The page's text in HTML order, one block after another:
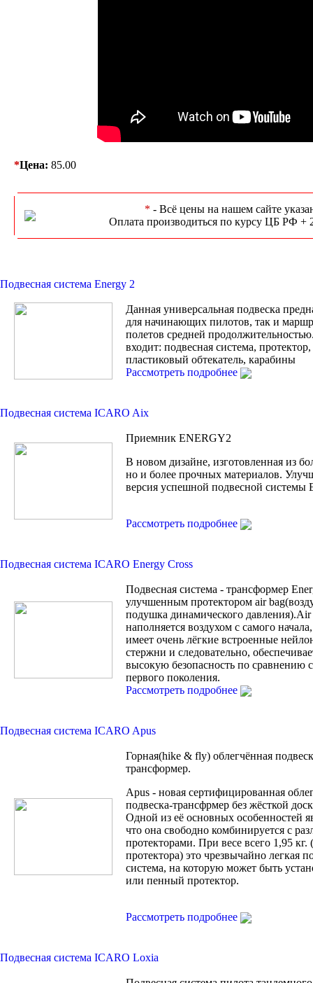
*Цена: 85.00
* - Всё цены на нашем сайте
Оплата производиться по курсу ЦБ РФ +
Подвесная система Energy 2
Данная универсальная подвеска
для начинающих пилотов, так и
полетов средней
входит: подвесная система,
пластиковый обтекатель, карабины
Рассмотреть подробнее
Подвесная система ICARO Aix
Приемник ENERGY2
В новом дизайне, изготовленная из
но и более прочных материалов.
версия успешной подвесной системы
Рассмотреть подробнее
Подвесная система ICARO Energy Cross
Подвесная система - трансформер
улучшенным протектором air
подушка динамического давления).Air
наполняется воздухом с самого
имеет очень лёгкие встроенные
стержни и следовательно,
высокую безопасность по сравнению
первого поколения.
Рассмотреть подробнее
Подвесная система ICARO Apus
Горная(hike & fly) облегчённая
трансформер.
Apus - новая сертифицированная
подвеска-трансфрмер без жёсткой
Одной из её основных особенностей
что она свободно комбинируется с
протекторами. При весе всего 1,95 кг.
протектора) это чрезвычайно легкая
система, на которую может быть
или пенный протектор.
Рассмотреть подробнее
Подвесная система ICARO Loxia